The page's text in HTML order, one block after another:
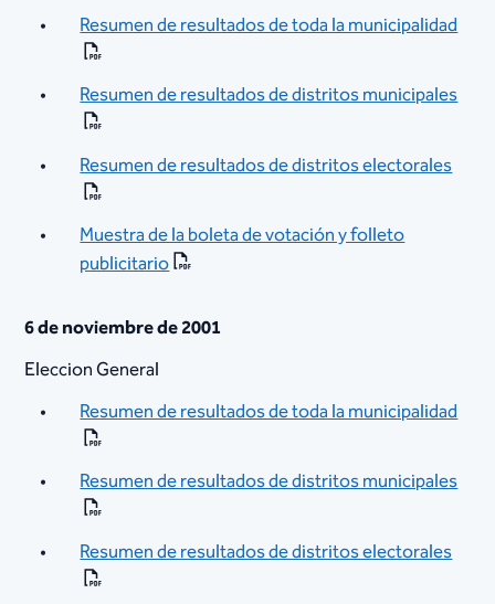
Resumen de resultados de toda la municipalidad
Resumen de resultados de distritos municipales
Resumen de resultados de distritos electorales
Muestra de la boleta de votación y folleto
publicitario
6 de noviembre de 2001
Eleccion General
Resumen de resultados de toda la municipalidad
Resumen de resultados de distritos municipales
Resumen de resultados de distritos electorales